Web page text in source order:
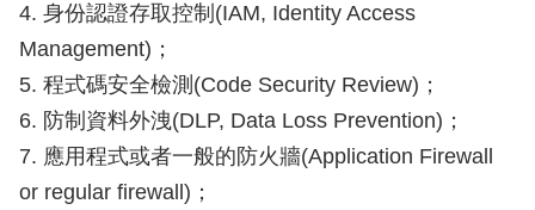
4. 身份認證存取控制(IAM, Identity Access
Management)；
5. 程式碼安全檢測(Code Security Review)；
6. 防制資料外洩(DLP, Data Loss Prevention)；
7. 應用程式或者一般的防火牆(Application Firewall
or regular firewall)；